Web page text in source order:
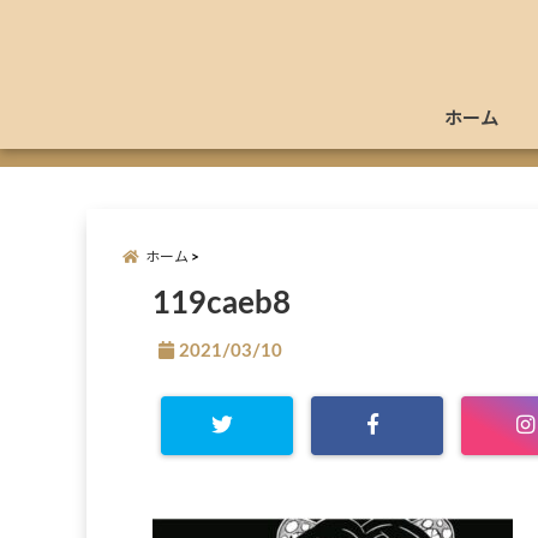
ホーム
ホーム
119caeb8
2021/03/10